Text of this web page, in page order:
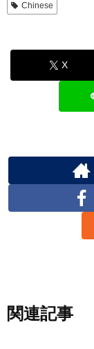
Chinese
X
関連記事